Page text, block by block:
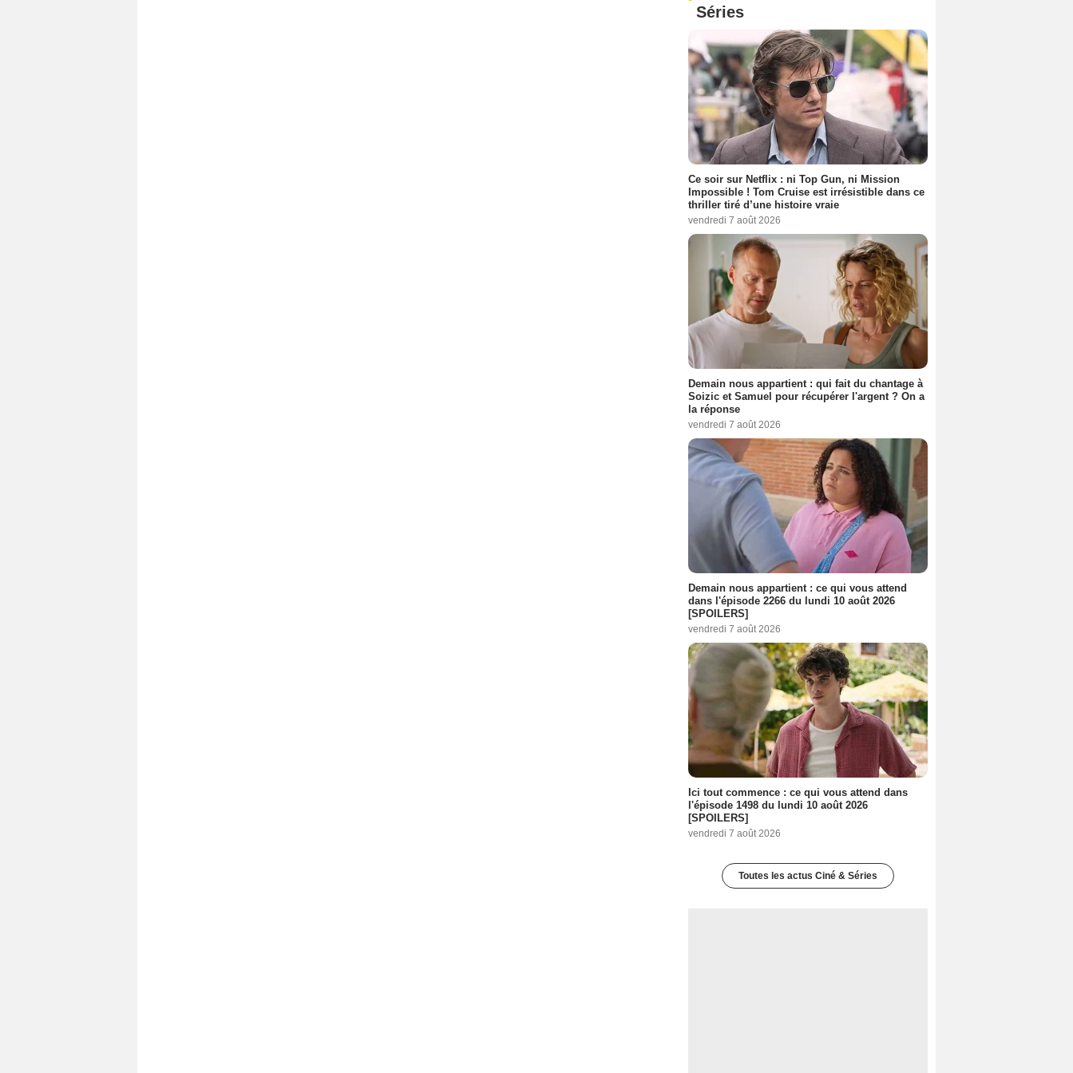
Séries
Ce soir sur Netflix : ni Top Gun, ni Mission
Impossible ! Tom Cruise est irrésistible dans ce
thriller tiré d’une histoire vraie
vendredi 7 août 2026
Demain nous appartient : qui fait du chantage à
Soizic et Samuel pour récupérer l'argent ? On a
la réponse
vendredi 7 août 2026
Demain nous appartient : ce qui vous attend
dans l'épisode 2266 du lundi 10 août 2026
[SPOILERS]
vendredi 7 août 2026
Ici tout commence : ce qui vous attend dans
l'épisode 1498 du lundi 10 août 2026
[SPOILERS]
vendredi 7 août 2026
Toutes les actus Ciné & Séries